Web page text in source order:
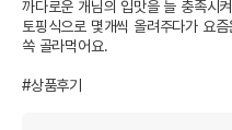
까다로운 개님의 입맛을 늘 충족시
토핑식으로 몇개씩 올려주다가 요
쏙 골라먹어요.
#상품후기